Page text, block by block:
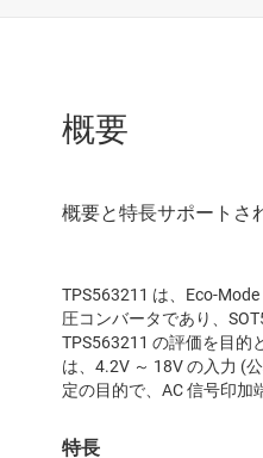
概要
TPS563211 は、Eco-
圧コンバータであり、
TPS563211 の評価を目的
は、4.2V ～ 18V の入力 (
定の目的で、AC 信号印加
特長